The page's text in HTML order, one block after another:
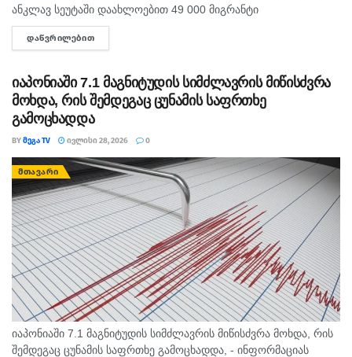
ანკლავ სეუტაში დაახლოებით 49 000 მიგრანტი
გადავიდა. ინფორმაციას BBC ავრცელებს. ხუთშაბათს
გავრცელებულ ვიდეოებსა და ფოტოებში ჩანს, როგორ შედის
ᲓᲐᲬᲕᲠᲘᲚᲔᲑᲘᲗ
იაპონიაში 7.1 მაგნიტუდის სიმძლავრის მიწისძვრა
მოხდა, რის შემდეგაც ცუნამის საფრთხე
გამოცხადდა
BYᲛᲔᲒᲐ TV ᲘᲕᲚᲘᲡᲘ 28, 2026 0
ᲛᲗᲐᲕᲐᲠᲘ
იაპონიაში 7.1 მაგნიტუდის სიმძლავრის მიწისძვრა მოხდა, რის
შემდეგაც ცუნამის საფრთხე გამოცხადდა, - ინფორმაციას